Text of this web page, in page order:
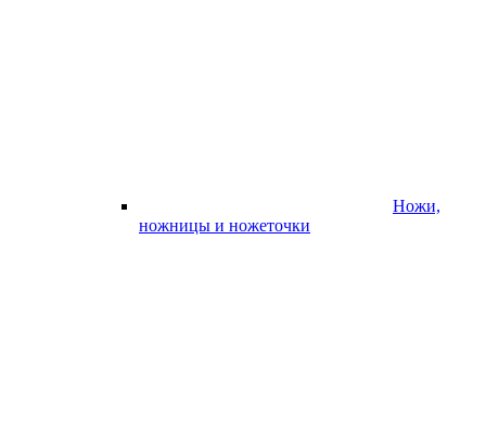
Ножи,
ножницы и ножеточки